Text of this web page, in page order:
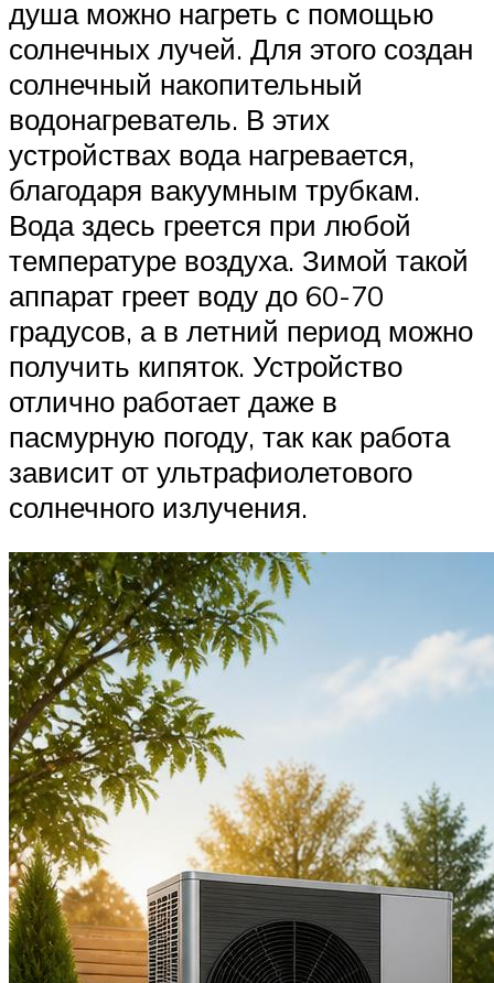
душа можно нагреть с помощью
солнечных лучей. Для этого создан
солнечный накопительный
водонагреватель. В этих
устройствах вода нагревается,
благодаря вакуумным трубкам.
Вода здесь греется при любой
температуре воздуха. Зимой такой
аппарат греет воду до 60-70
градусов, а в летний период можно
получить кипяток. Устройство
отлично работает даже в
пасмурную погоду, так как работа
зависит от ультрафиолетового
солнечного излучения.